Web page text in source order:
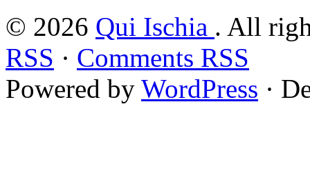
© 2026 Qui Ischia . All
RSS · Comments RSS
Powered by WordPress ·